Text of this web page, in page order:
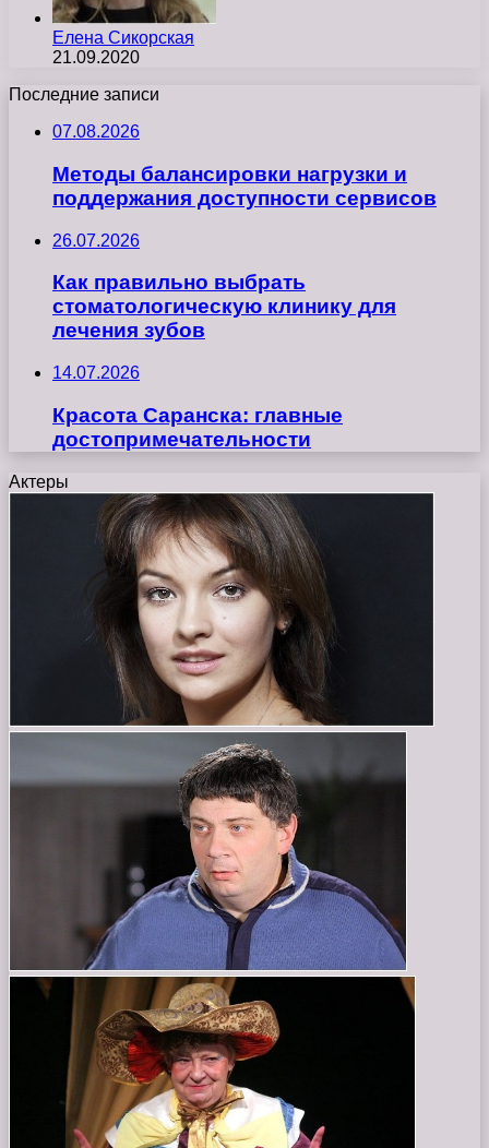
Елена Сикорская
21.09.2020
Последние записи
07.08.2026
Методы балансировки нагрузки и
поддержания доступности сервисов
26.07.2026
Как правильно выбрать
стоматологическую клинику для
лечения зубов
14.07.2026
Красота Саранска: главные
достопримечательности
Актеры